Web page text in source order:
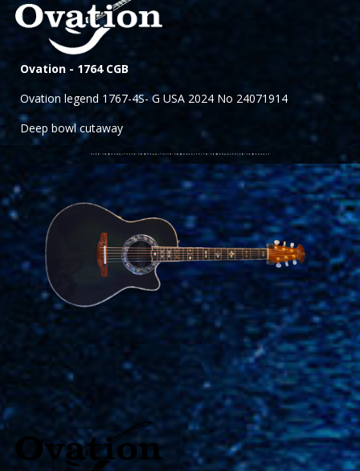
Ovation - 1764 CGB
Ovation legend 1767-4S- G USA 2024 No 24071914
Deep bowl cutaway